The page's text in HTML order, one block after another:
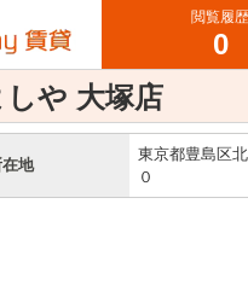
閲覧履歴
0
しや 大塚店
在地
東京都豊島区
０